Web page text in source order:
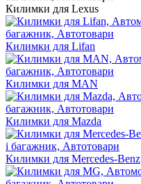
Килимки для Lexus
Килимки для Lifan
Килимки для MAN
Килимки для Mazda
Килимки для Mercedes-Benz